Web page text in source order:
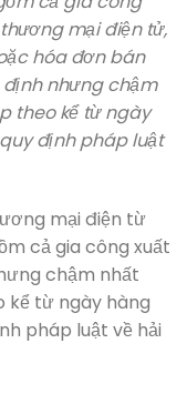
mại điện tử,
hóa đơn bán
nhưng chậm
theo kể từ ngày
định pháp luật
mại điện từ
cả gia công xuất
chậm nhất
kể từ ngày hàng
pháp luật về hải